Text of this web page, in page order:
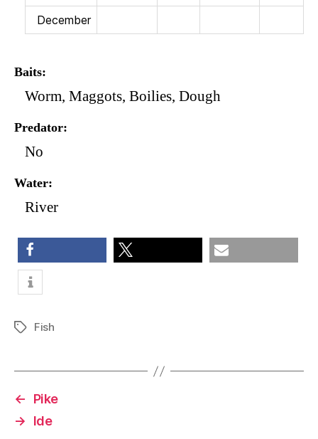
December
Baits
Worm, Maggots, Boilies, Dough
Predator
No
Water
River
share
TagsFish
←
Pike
→
Ide